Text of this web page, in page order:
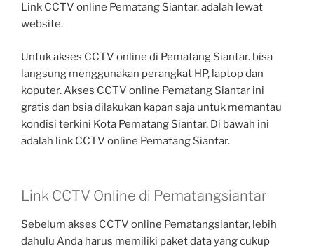
Link CCTV online Pematang Siantar. adalah lewat
website.
Untuk akses CCTV online di Pematang Siantar. bisa
langsung menggunakan perangkat HP, laptop dan
koputer. Akses CCTV online Pematang Siantar ini
gratis dan bsia dilakukan kapan saja untuk memantau
kondisi terkini Kota Pematang Siantar. Di bawah ini
adalah link CCTV online Pematang Siantar.
Link CCTV Online di Pematangsiantar
Sebelum akses CCTV online Pematangsiantar, lebih
dahulu Anda harus memiliki paket data yang cukup